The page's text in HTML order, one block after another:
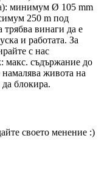
минимум Ø 105 mm
250 m под
винаги да е
и работата. За
с нас
макс. съдържание до
живота на
блокира.
своето менение :)